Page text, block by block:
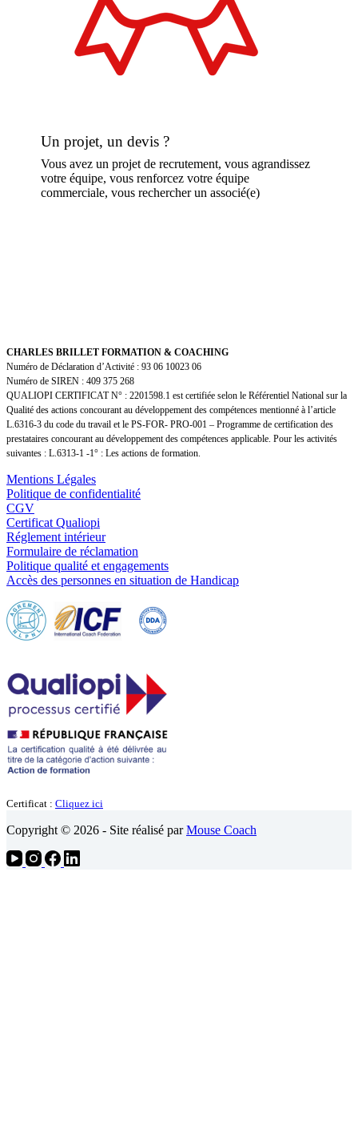
Un projet, un devis ?
Vous avez un projet de recrutement, vous agrandissez
votre équipe, vous renforcez votre équipe
commerciale, vous rechercher un associé(e)
CHARLES BRILLET FORMATION & COACHING
Numéro de Déclaration d’Activité : 93 06 10023 06
Numéro de SIREN : 409 375 268
QUALIOPI CERTIFICAT N° : 2201598.1 est certifiée selon le Référentiel National sur la
Qualité des actions concourant au développement des compétences mentionné à l’article
L.6316-3 du code du travail et le PS-FOR- PRO-001 – Programme de certification des
prestataires concourant au développement des compétences applicable. Pour les activités
suivantes : L.6313-1 -1° : Les actions de formation.
Mentions Légales
Politique de confidentialité
CGV
Certificat Qualiopi
Réglement intérieur
Formulaire de réclamation
Politique qualité et engagements
Accès des personnes en situation de Handicap
Certificat : Cliquez ici
Copyright © 2026 - Site réalisé parMouse Coach